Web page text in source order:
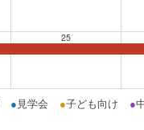
25
● 見学会 ●子ども向け ●